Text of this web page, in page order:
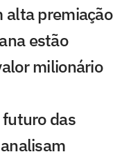
alta premiação
estão
milionário
das